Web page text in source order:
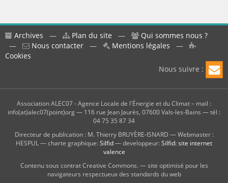
Archives — Plan du site —
Qui sommes nous ?
—
Nous contacter — Mentions légales —
Cookies
Nous suivre :
Association ALEC07 - Agence Locale de l'Énergie et du Climat – mail :
info(at)alec07(point)org — 116 rue Jean Jaurès, 07600 Vals-les-Bains — tél :
04 75 35 87 34
Directeur de publication : M. Thierry BRUYÈRE-ISNARD — Webmaster :
HESPUL — charte graphique:Silfid— developpeur:Silfid: site internet
valence
Contenu sous contrat Creative Commons. — site optimisé pour les
navigateurs respectueux des standards du web